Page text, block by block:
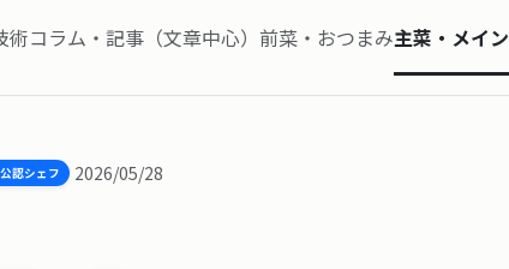
コラム・記事（文章中心） 前菜・おつまみ主菜・メイン
公認シェフ 2026/05/28